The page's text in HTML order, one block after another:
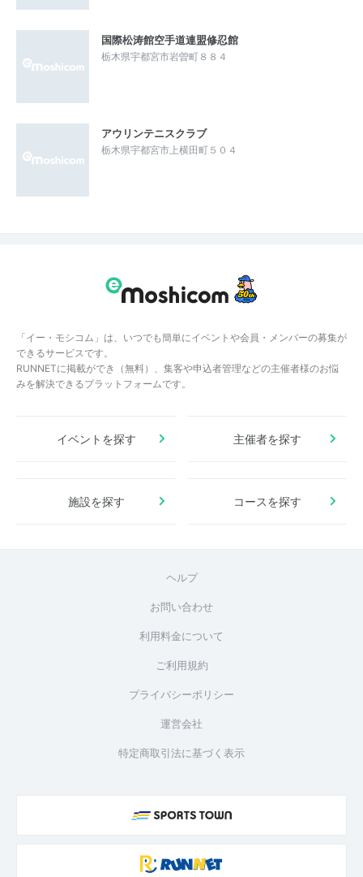
国際松涛館空手道連盟修忍館
栃木県宇都宮市岩曽町８８４
アウリンテニスクラブ
栃木県宇都宮市上横田町５０４
「イー・モシコム」は、いつでも簡単にイベントや会員・メンバーの募集が
できるサービスです。
RUNNETに掲載ができ（無料）、集客や申込者管理などの主催者様のお悩
みを解決できるプラットフォームです。
イベントを探す 主催者を探す
施設を探す コースを探す
ヘルプ
お問い合わせ
利用料金について
ご利用規約
プライバシーポリシー
運営会社
特定商取引法に基づく表示